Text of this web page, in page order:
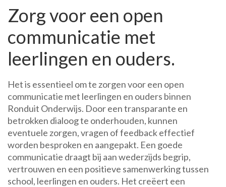
Zorg voor een open
communicatie met
leerlingen en ouders.
Het is essentieel om te zorgen voor een open
communicatie met leerlingen en ouders binnen
Ronduit Onderwijs. Door een transparante en
betrokken dialoog te onderhouden, kunnen
eventuele zorgen, vragen of feedback effectief
worden besproken en aangepakt. Een goede
communicatie draagt bij aan wederzijds begrip,
vertrouwen en een positieve samenwerking tussen
school, leerlingen en ouders. Het creëert een